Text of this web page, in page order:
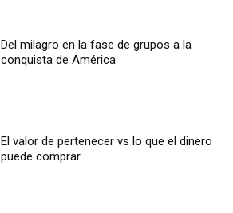
Del milagro en la fase de grupos a la
conquista de América
El valor de pertenecer vs lo que el dinero
puede comprar